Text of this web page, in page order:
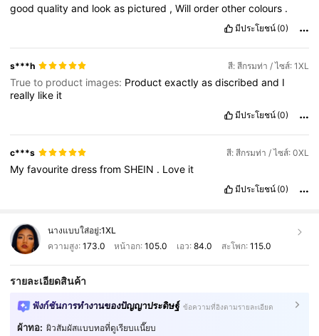
goodqualityand lookas pictured ,Willorderothercolours .
มีประโยชน์ (0)
s***h สี: สีกรมท่า / ไซส์: 1XL
True to product images: Productexactlyasdiscribedand I
really like it
มีประโยชน์ (0)
c***s สี: สีกรมท่า / ไซส์: 0XL
Myfavouritedressfrom SHEIN . Love it
มีประโยชน์ (0)
นางแบบใส่อยู่:1XL
ความสูง: 173.0 หน้าอก:105.0 เอว: 84.0 สะโพก: 115.0
รายละเอียดสินค้า
ฟังก์ชันการทำงานของปัญญาประดิษฐ์ ข้อความที่อิงตามรายละเอียด
ผ้าทอ: ผิวสัมผัสแบบทอที่ดูเรียบเเนี๊ยบ